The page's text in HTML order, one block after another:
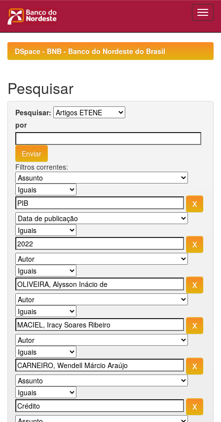
navigationDSpace - BNB - Banco do Nordeste do Brasil
Pesquisar
Pesquisar:
por
Filtros correntes: